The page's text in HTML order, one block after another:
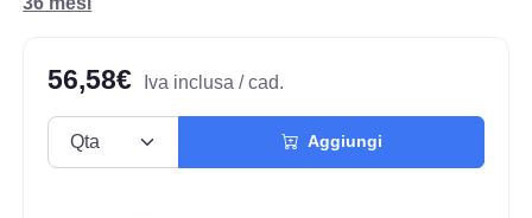
56,58€ Iva inclusa / cad.
Aggiungi